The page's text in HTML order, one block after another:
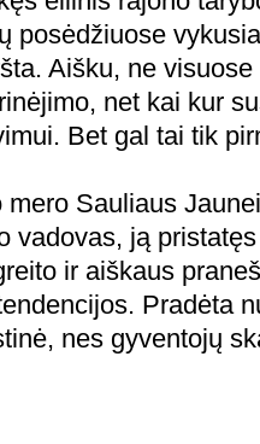
posėdžiuose
Aišku, ne
net kai kur
Bet gal tai tik
Sauliaus
vadovas, ją
ir aiškaus
Pradėta
nes gyventojų